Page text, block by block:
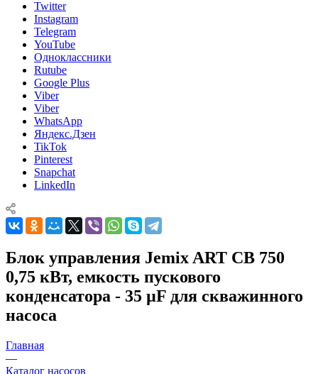
Twitter
Instagram
Telegram
YouTube
Одноклассники
Rutube
Google Plus
Viber
Viber
WhatsApp
Яндекс.Дзен
TikTok
Pinterest
Snapchat
LinkedIn
Блок управления Jemix ART CB 750
0,75 кВт, емкость пускового
конденсатора - 35 µF для скважинного
насоса
Главная
—
Каталог насосов